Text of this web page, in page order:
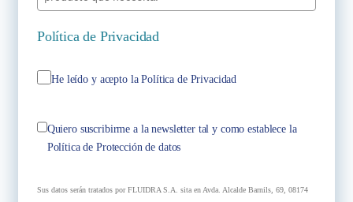
Política de Privacidad
He leído y acepto la Política de Privacidad
Quiero suscribirme a la newsletter tal y como establece la
Política de Protección de datos
Sus datos serán tratados por FLUIDRA S.A. sita en Avda. Alcalde Barnils, 69, 08174